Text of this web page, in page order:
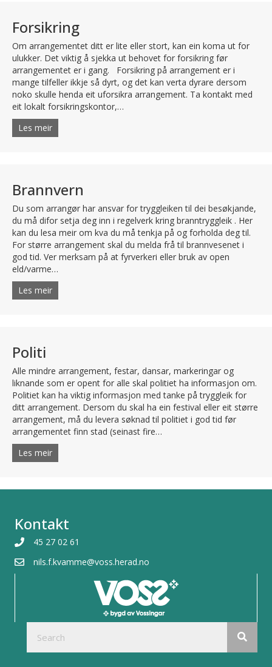
Forsikring
Om arrangementet ditt er lite eller stort, kan ein koma ut for
ulukker. Det viktig å sjekka ut behovet for forsikring før
arrangementet er i gang. Forsikring på arrangement er i
mange tilfeller ikkje så dyrt, og det kan verta dyrare dersom
noko skulle henda eit uforsikra arrangement. Ta kontakt med
eit lokalt forsikringskontor,…
Les meir
Brannvern
Du som arrangør har ansvar for tryggleiken til dei besøkjande,
du må difor setja deg inn i regelverk kring branntryggleik . Her
kan du lesa meir om kva du må tenkja på og forholda deg til.
For større arrangement skal du melda frå til brannvesenet i
god tid. Ver merksam på at fyrverkeri eller bruk av open
eld/varme…
Les meir
Politi
Alle mindre arrangement, festar, dansar, markeringar og
liknande som er opent for alle skal politiet ha informasjon om.
Politiet kan ha viktig informasjon med tanke på tryggleik for
ditt arrangement. Dersom du skal ha ein festival eller eit større
arrangement, må du levera søknad til politiet i god tid før
arrangementet finn stad (seinast fire…
Les meir
Kontakt
45 27 02 61
nils.f.kvamme@voss.herad.no